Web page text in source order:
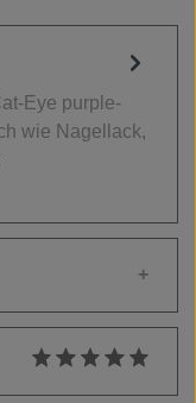
Eye purple-
wie Nagellack,